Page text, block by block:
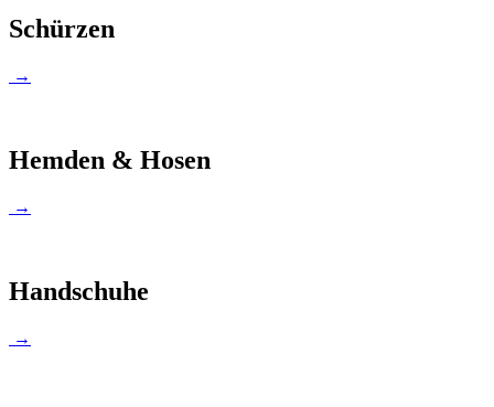
Schürzen
→
Hemden & Hosen
→
Handschuhe
→